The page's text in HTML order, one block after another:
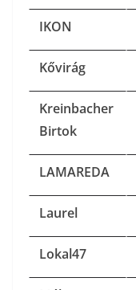
IKON
Kővirág
Kreinbacher
Birtok
LAMAREDA
Laurel
Lokal47